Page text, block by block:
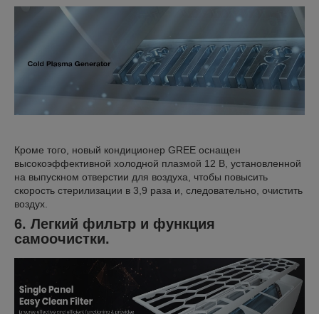
Кроме того, новый кондиционер GREE оснащен
высокоэффективной холодной плазмой 12 В, установленной
на выпускном отверстии для воздуха, чтобы повысить
скорость стерилизации в 3,9 раза и, следовательно, очистить
воздух.
6. Легкий фильтр и функция
самоочистки.